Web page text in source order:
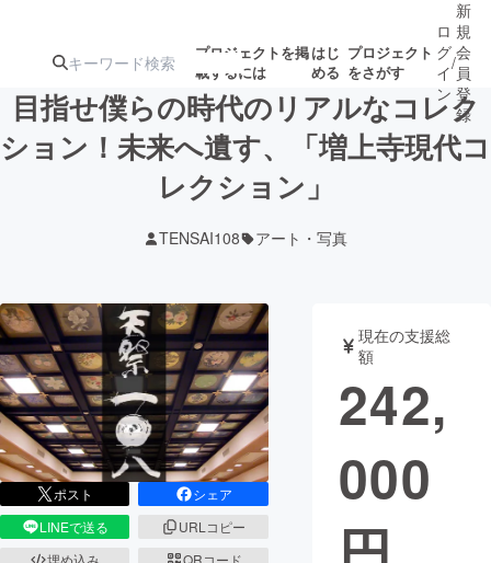
プロジェクトを掲
載するには
はじ
める
プロジェクト
をさがす
注目の新着プロ募集終了が近いプ
テクノロジー・ガジェット
映像・映画 書籍・雑誌
ビジネス・起業 チャレンジ
まちづくり・地域活性化
ロ
グ
イ
ン
/
新
規
会
員
登
録
目指せ僕らの時代のリアルなコレク
ション！未来へ遺す、「増上寺現代コ
レクション」
TENSAI108 アート・写真
ポスト
シェア
LINEで送る
URLコピー
埋め込み
QRコード
現在の支援総
額
242,
000